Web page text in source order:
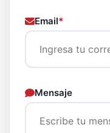
Email*
Mensaje